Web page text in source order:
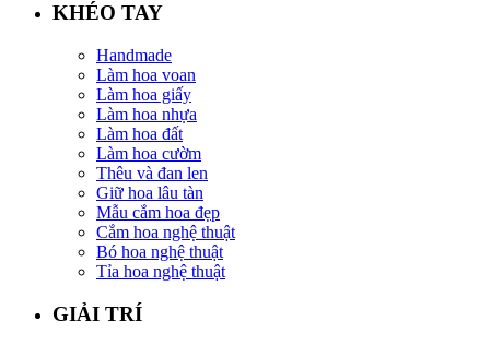
KHÉO TAY
Handmade
Làm hoa voan
Làm hoa giấy
Làm hoa nhựa
Làm hoa đất
Làm hoa cườm
Thêu và đan len
Giữ hoa lâu tàn
Mẫu cắm hoa đẹp
Cắm hoa nghệ thuật
Bó hoa nghệ thuật
Tỉa hoa nghệ thuật
GIẢI TRÍ